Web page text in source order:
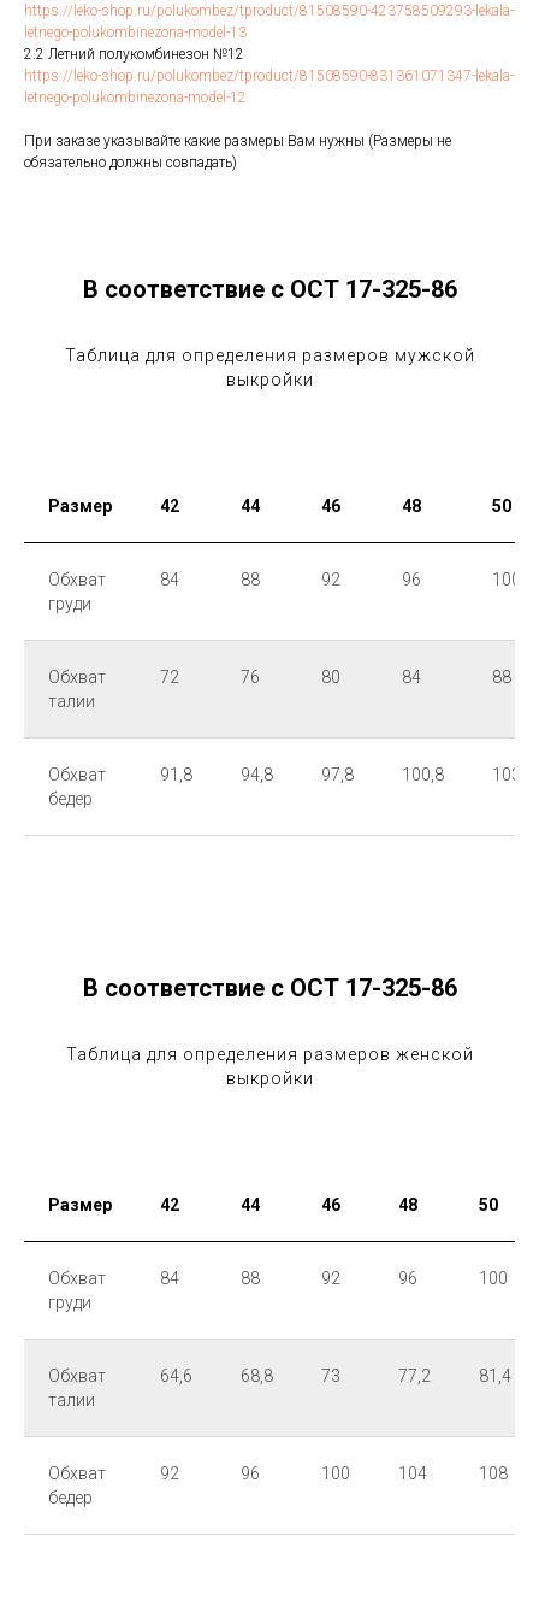
https://leko-shop.ru/polukombez/tproduct/81508590-423758509293-lekala-
letnego-polukombinezona-model-13
2.2 Летний полукомбинезон №12
https://leko-shop.ru/polukombez/tproduct/81508590-831361071347-lekala-
letnego-polukombinezona-model-12
При заказе указывайте какие размеры Вам нужны (Размеры не
обязательно должны совпадать)
В соответствие с ОСТ 17-325-86
Таблица для определения размеров мужской
выкройки
Размер 42 44 46 48 50
Обхват
груди
84 88 92 96 100
Обхват
талии
72 76 80 84 88
Обхват
бедер
91,8 94,8 97,8 100,8 103,8
В соответствие с ОСТ 17-325-86
Таблица для определения размеров женской
выкройки
Размер 42 44 46 48 50
Обхват
груди
84 88 92 96 100
Обхват
талии
64,6 68,8 73 77,2 81,4
Обхват
бедер
92 96 100 104 108